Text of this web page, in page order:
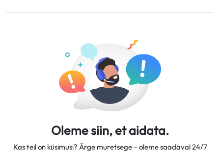
Oleme siin, et aidata.
Kas teil on küsimusi? Ärge muretsege – oleme saadaval 24/7